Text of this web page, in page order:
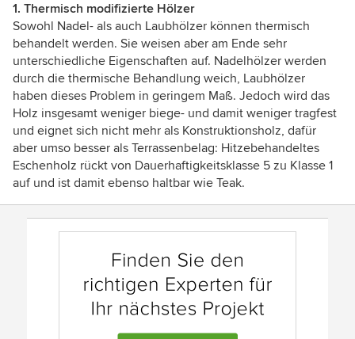
1. Thermisch modifizierte Hölzer
Sowohl Nadel- als auch Laubhölzer können thermisch
behandelt werden. Sie weisen aber am Ende sehr
unterschiedliche Eigenschaften auf. Nadelhölzer werden
durch die thermische Behandlung weich, Laubhölzer
haben dieses Problem in geringem Maß. Jedoch wird das
Holz insgesamt weniger biege- und damit weniger tragfest
und eignet sich nicht mehr als Konstruktionsholz, dafür
aber umso besser als Terrassenbelag: Hitzebehandeltes
Eschenholz rückt von Dauerhaftigkeitsklasse 5 zu Klasse 1
auf und ist damit ebenso haltbar wie Teak.